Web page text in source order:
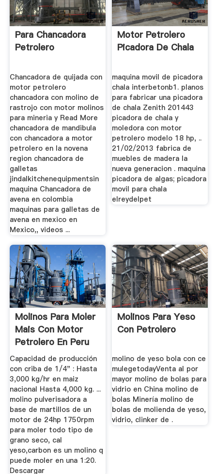
Para Chancadora
Petrolero
Chancadora de quijada con
motor petrolero
chancadora con molino de
rastrojo con motor molinos
para mineria y Read More
chancadora de mandibula
con chancadora a motor
petrolero en la novena
region chancadora de
galletas
jindalkitchenequipmentsin
maquina Chancadora de
avena en colombia
maquinas para galletas de
avena en mexico en
Mexico,, videos ...
Motor Petrolero
Picadora De Chala
maquina movil de picadora
chala interbetonb1. planos
para fabricar una picadora
de chala Zenith 201443
picadora de chala y
moledora con motor
petrolero modelo 18 hp, ..
21/02/2013 fabrica de
muebles de madera la
nueva generacion . maquina
picadora de algas; picadora
movil para chala
elreydelpet
Molinos Para Moler
Mais Con Motor
Petrolero En Peru
Capacidad de producción
con criba de 1/4" : Hasta
3,000 kg/hr en maiz
nacional Hasta 4,000 kg. ...
molino pulverisadora a
base de martillos de un
motor de 24hp 1750rpm
para moler todo tipo de
grano seco, cal
yeso,carbon es un molino q
puede moler en una 1:20.
Descargar
Molinos Para Yeso
Con Petrolero
molino de yeso bola con ce
mulegetodayVenta al por
mayor molino de bolas para
vidrio en China molino de
bolas Minería molino de
bolas de molienda de yeso,
vidrio, clinker de .